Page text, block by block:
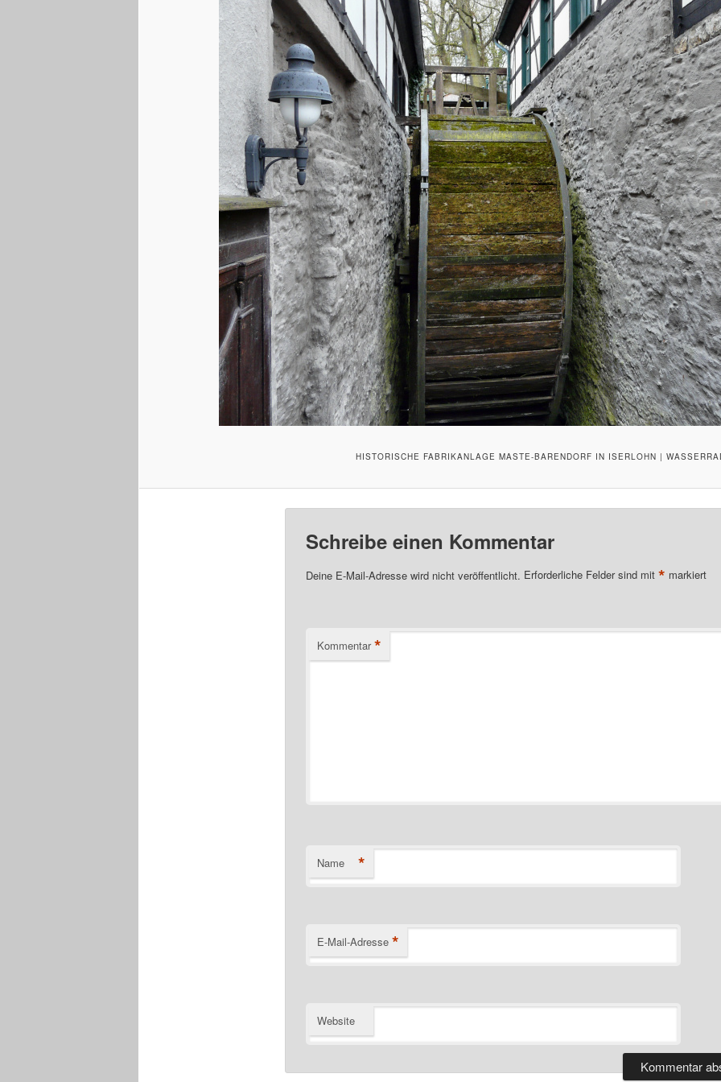
HISTORISCHE FABRIKANLAGE MASTE-BARENDORF IN ISERLOHN |
Schreibe einen Kommentar
Deine E-Mail-Adresse wird nicht veröffentlicht. Erforderliche Felder sind mit * markiert
Kommentar *
Name *
E-Mail-Adresse *
Website